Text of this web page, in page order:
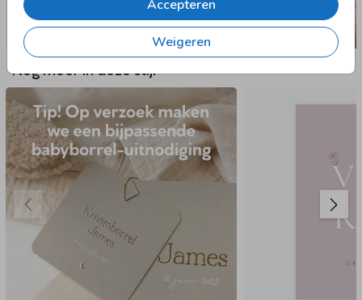
Accepteren
Weigeren